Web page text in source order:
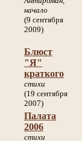
начало
(9 сентября
2009)
Блюст
"Я"
краткого
стихи
(19 сентября
2007)
Палата
2006
стихи